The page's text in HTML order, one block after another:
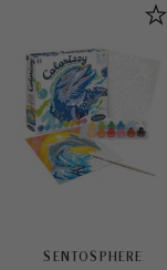
SENTOSPHERE